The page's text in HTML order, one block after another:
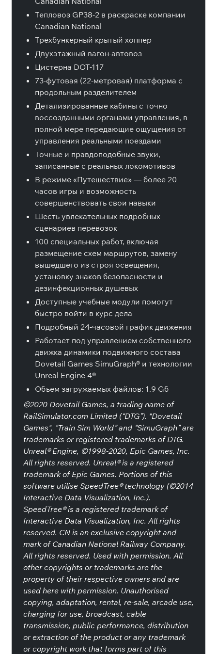
Тепловоз GP38-2 в раскраске компании
Canadian National
Трехбункерный крытый хоппер
Двухэтажный вагон-автовоз
Цистерна DOT-117
73-футовая (22-метровая) платформа с
продольным разделителем
Детализированные кабины с точно
воссозданными органами управления, в
полной мере передающие ощущения от
управления реальными поездами
Точные и правдоподобные звуки,
записанные с реальных локомотивов
В режиме «Путешествие» — более 20
часов игры и возможность
совершенствовать свои навыки
Шесть увлекательных подробных
сценариев перевозок
100 специальных работ, включая
размещение схем маршрутов, замену
вышедшего из строя освещения,
установку знаков безопасности и
дезинфекционных душевых
Доступные учебные модули помогут
быстро войти в курс дела
Подробный 24-часовой график движения
Работает под управлением собственного
движка динамики подвижного состава
Dovetail Games SimuGraph® и технологии
Unreal Engine 4®
Объем загружаемых файлов: 1.9 Gб
©2020 Dovetail Games, a trading name of
RailSimulator.com Limited (“DTG”). "Dovetail
Games", “Train Sim World” and “SimuGraph” are
trademarks or registered trademarks of DTG.
Unreal® Engine, ©1998-2020, Epic Games, Inc.
All rights reserved. Unreal® is a registered
trademark of Epic Games. Portions of this
software utilise SpeedTree® technology (©2014
Interactive Data Visualization, Inc.).
SpeedTree® is a registered trademark of
Interactive Data Visualization, Inc. All rights
reserved. CN is an exclusive copyright and
mark of Canadian National Railway Company.
All rights reserved. Used with permission. All
other copyrights or trademarks are the
property of their respective owners and are
used here with permission. Unauthorised
copying, adaptation, rental, re-sale, arcade use,
charging for use, broadcast, cable
transmission, public performance, distribution
or extraction of the product or any trademark
or copyright work that forms part of this